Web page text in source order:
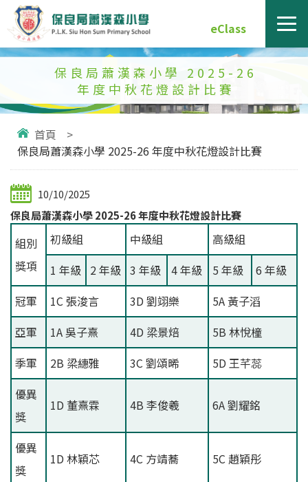
eClass
保良局蕭漢森小學 2025-26
年度中秋花燈設計比賽
首頁
>
保良局蕭漢森小學 2025-26 年度中秋花燈設計比賽
10/10/2025
保良局蕭漢森小學 2025-26 年度中秋花燈設計比賽
組別
獎項
初級組 中級組
高級組
1 年級
2 年級 3 年級 4 年級 5 年級
6 年級
冠軍
1C 張浚言 3D 劉翊樂
5A 黃子滔
亞軍
1A 吳子熹 4D 梁景焙
5B 林悅橦
季軍
2B 梁繐雅 3C 劉頌晞
5D 王芊蕊
優異
獎
1D 董熹霖 4B 李俊羲 6A 劉耀銘
優異
獎
1D 林穎芯 4C 方靖蕎 5C 趙穎彤